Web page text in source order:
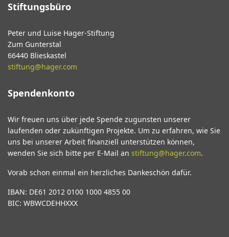
Stiftungsbüro
Peter und Luise Hager-Stiftung
Zum Gunterstal
66440 Blieskastel
stiftung@hager.com
Spendenkonto
Wir freuen uns über jede Spende zugunsten unserer
laufenden oder zukünftigen Projekte. Um zu erfahren, wie Sie
uns bei unserer Arbeit finanziell unterstützen können,
wenden Sie sich bitte per E-Mail an stiftung@hager.com.
Vorab schon einmal ein herzliches Dankeschön dafür.
IBAN: DE61 2012 0100 1000 4855 00
BIC: WBWCDEHHXXX